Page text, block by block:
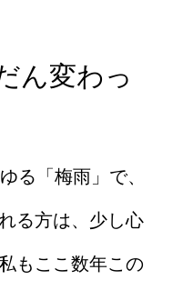
ん変わっ
る「梅雨」で、
る方は、少し心
もここ数年この